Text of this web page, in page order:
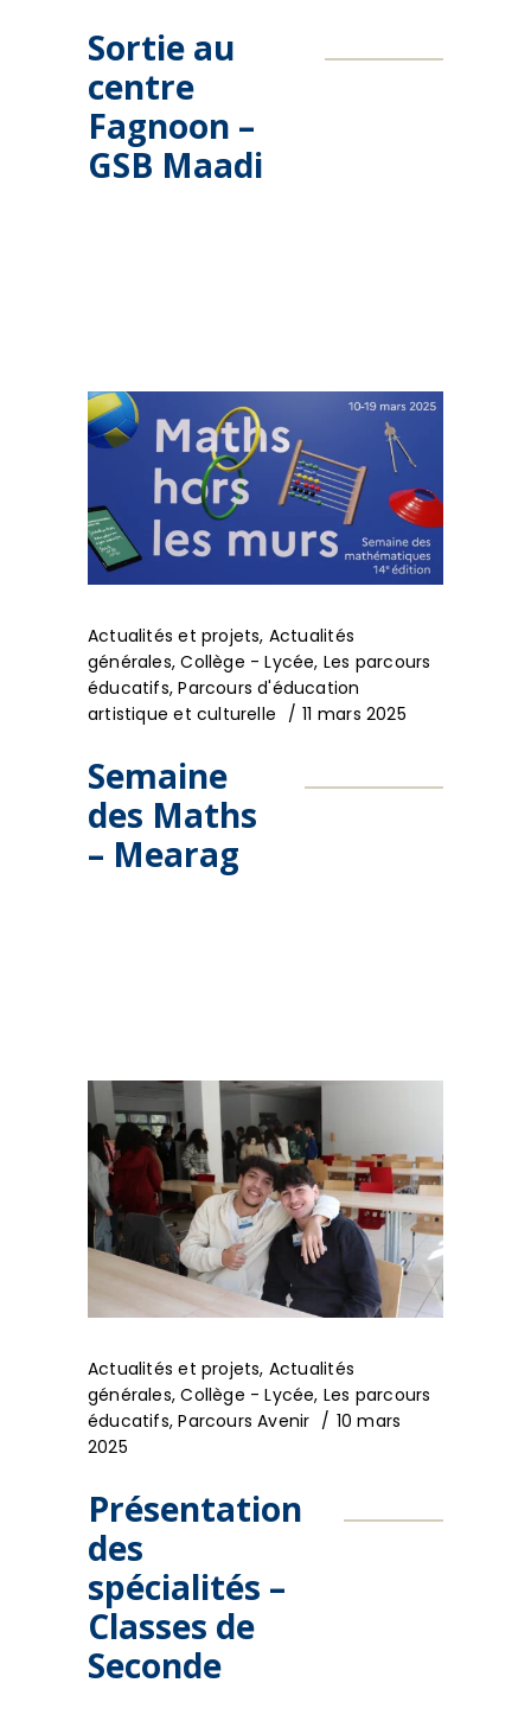
Sortie au
centre
Fagnoon –
GSB Maadi
Actualités et projets, Actualités
générales,Collège - Lycée, Les parcours
éducatifs,Parcours d'éducation
artistique et culturelle
11 mars 2025
Semaine
des Maths
– Mearag
Actualités et projets, Actualités
générales,Collège - Lycée, Les parcours
éducatifs,Parcours Avenir
10 mars
2025
Présentation
des
spécialités –
Classes de
Seconde